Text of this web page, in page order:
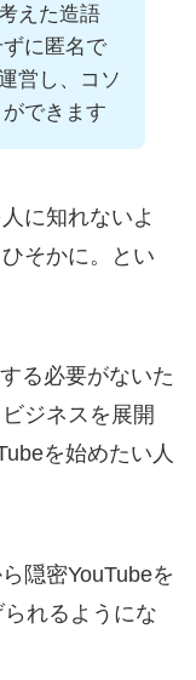
えた造語
に匿名で
営し、コソ
できます
に知れないよ
そかに。とい
る必要がないた
ジネスを展開
を始めたい人
隠密YouTubeを
れるようにな